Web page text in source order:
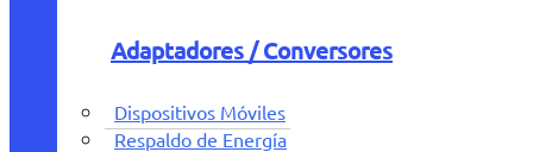
Adaptadores / Conversores
Dispositivos Móviles
Respaldo de Energía